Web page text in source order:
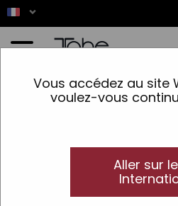
Vous accédez au site
voulez-vous
Aller sur
>Cheveux >Type de cheveux >
Shampooing pour cheveux blancs Nº104 Grey